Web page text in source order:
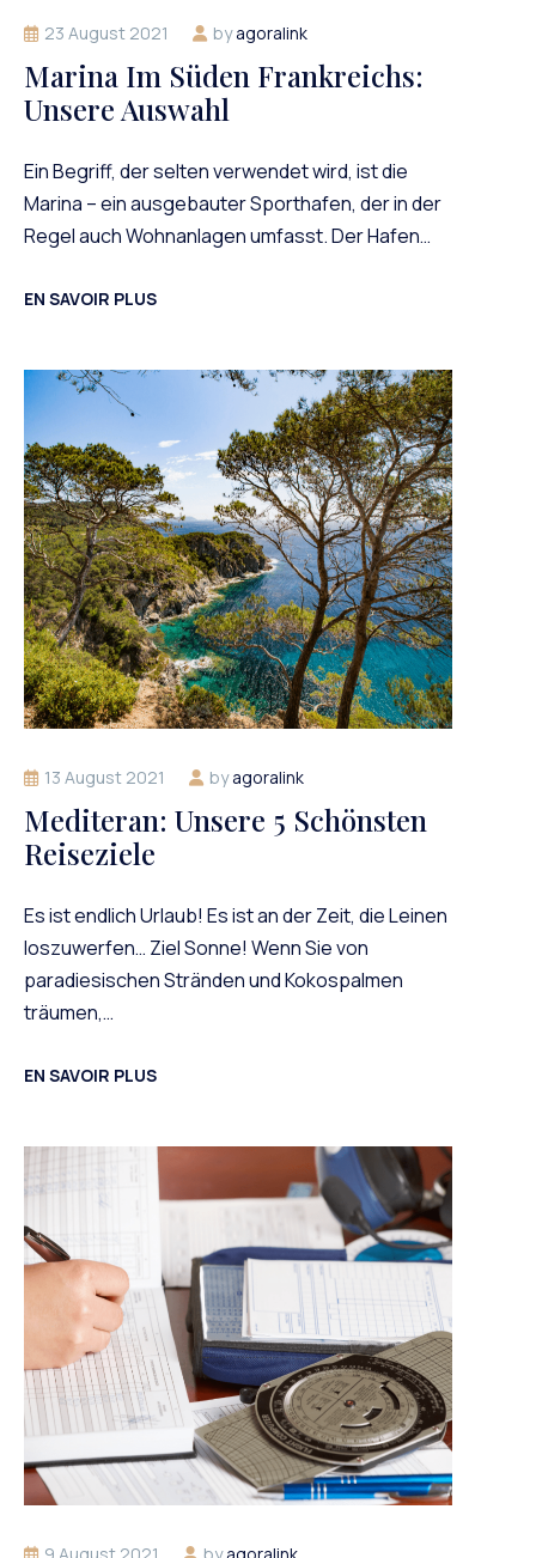
23 August 2021 byagoralink
Marina Im Süden Frankreichs:
Unsere Auswahl
Ein Begriff, der selten verwendet wird, ist die
Marina – ein ausgebauter Sporthafen, der in der
Regel auch Wohnanlagen umfasst. Der Hafen…
EN SAVOIR PLUS
13 August 2021 byagoralink
Mediteran: Unsere 5 Schönsten
Reiseziele
Es ist endlich Urlaub! Es ist an der Zeit, die Leinen
loszuwerfen… Ziel Sonne! Wenn Sie von
paradiesischen Stränden und Kokospalmen
träumen,…
EN SAVOIR PLUS